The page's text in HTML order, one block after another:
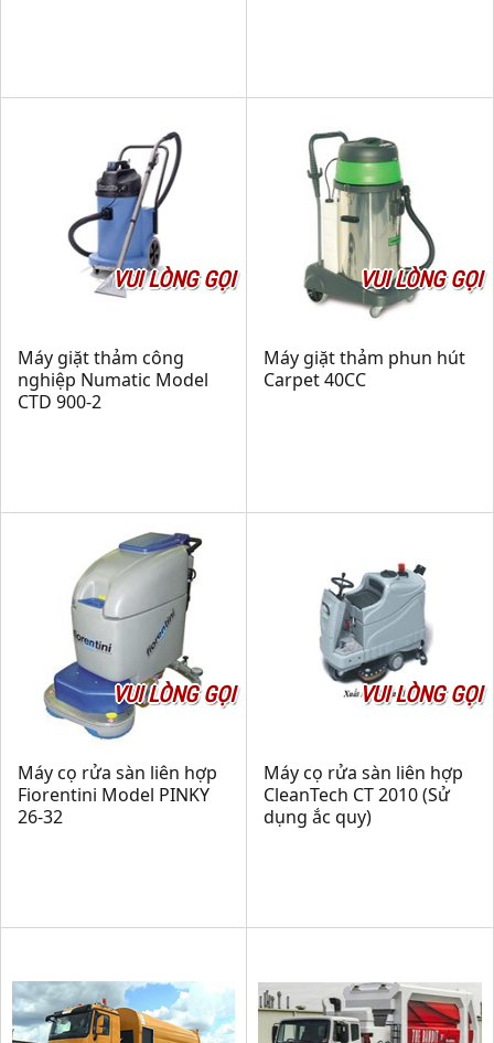
VUI LÒNG GỌI
Máy giặt thảm công
nghiệp Numatic Model
CTD 900-2
VUI LÒNG GỌI
Máy giặt thảm phun hút
Carpet 40CC
VUI LÒNG GỌI
Máy cọ rửa sàn liên hợp
Fiorentini Model PINKY
26-32
VUI LÒNG GỌI
Máy cọ rửa sàn liên hợp
CleanTech CT 2010 (Sử
dụng ắc quy)